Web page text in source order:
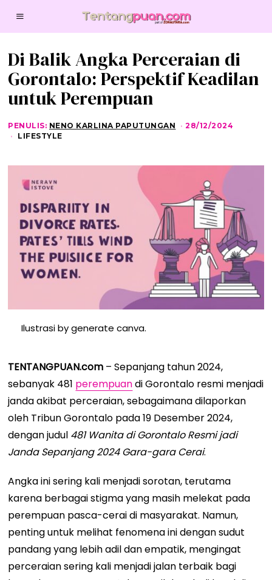
Di Balik Angka Perceraian di
Gorontalo: Perspektif Keadilan
untuk Perempuan
PENULIS: NENO KARLINA PAPUTUNGAN 28/12/2024
2
4
LIFESTYLE
Ilustrasi by generate canva.
TENTANGPUAN.com – Sepanjang tahun 2024,
sebanyak 481 perempuandi Gorontalo resmi menjadi
janda akibat perceraian, sebagaimana dilaporkan
oleh Tribun Gorontalo pada 19 Desember 2024,
dengan judul 481 Wanita di Gorontalo Resmi jadi
Janda Sepanjang 2024 Gara-gara Cerai.
Angka ini sering kali menjadi sorotan, terutama
karena berbagai stigma yang masih melekat pada
perempuan pasca-cerai di masyarakat. Namun,
penting untuk melihat fenomena ini dengan sudut
pandang yang lebih adil dan empatik, mengingat
perceraian sering kali menjadi jalan terbaik bagi